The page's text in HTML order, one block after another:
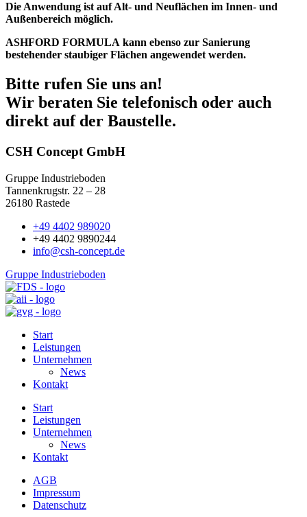
Die Anwendung ist auf Alt- und Neuflächen im Innen- und
Außenbereich möglich.
ASHFORD FORMULA kann ebenso zur Sanierung
bestehender staubiger Flächen angewendet werden.
Bitte rufen Sie uns an!
Wir beraten Sie telefonisch oder auch
direkt auf der Baustelle.
CSH Concept GmbH
Gruppe Industrieboden
Tannenkrugstr. 22 – 28
26180 Rastede
+49 4402 989020
+49 4402 9890244
info@csh-concept.de
Gruppe Industrieboden
Start
Leistungen
Unternehmen
News
Kontakt
Start
Leistungen
Unternehmen
News
Kontakt
AGB
Impressum
Datenschutz